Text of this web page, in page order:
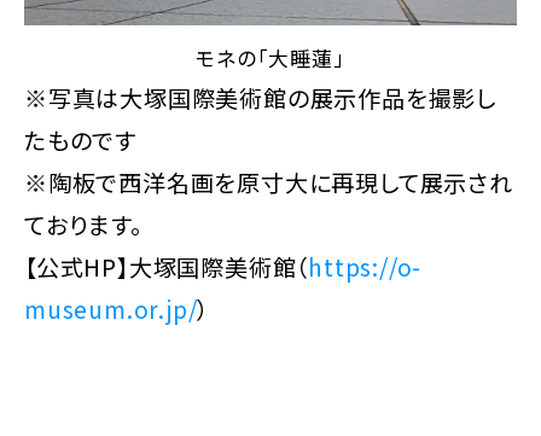
モネの「大睡蓮」
※写真は大塚国際美術館の展示作品を撮影し
たものです
※陶板で西洋名画を原寸大に再現して展示され
ております。
【公式HP】大塚国際美術館（https://o-
museum.or.jp/）